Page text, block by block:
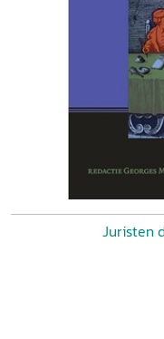
Juristen